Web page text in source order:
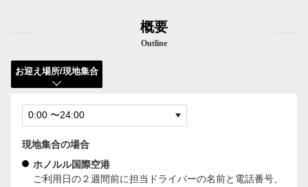
概要
Outline
お迎え場所/現地集合
現地集合の場合
ホノルル国際空港
ご利用日の２週間前に担当ドライバーの名前と電話番号、